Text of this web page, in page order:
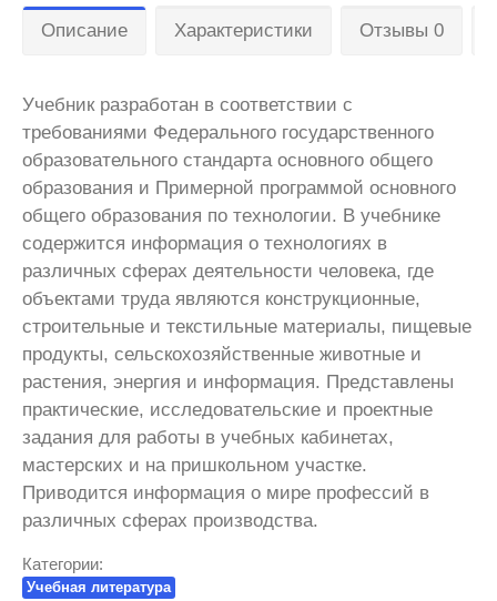
Описание Характеристики Отзывы 0
Учебник разработан в соответствии с
требованиями Федерального государственного
образовательного стандарта основного общего
образования и Примерной программой основного
общего образования по технологии. В учебнике
содержится информация о технологиях в
различных сферах деятельности человека, где
объектами труда являются конструкционные,
строительные и текстильные материалы, пищевые
продукты, сельскохозяйственные животные и
растения, энергия и информация. Представлены
практические, исследовательские и проектные
задания для работы в учебных кабинетах,
мастерских и на пришкольном участке.
Приводится информация о мире профессий в
различных сферах производства.
Категории:
Учебная литература